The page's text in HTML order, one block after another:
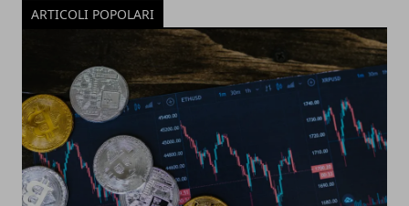
ARTICOLI POPOLARI